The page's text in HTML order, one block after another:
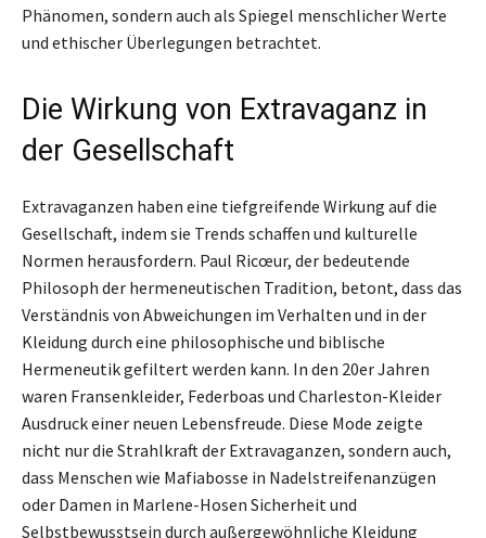
Phänomen, sondern auch als Spiegel menschlicher Werte
und ethischer Überlegungen betrachtet.
Die Wirkung von Extravaganz in
der Gesellschaft
Extravaganzen haben eine tiefgreifende Wirkung auf die
Gesellschaft, indem sie Trends schaffen und kulturelle
Normen herausfordern. Paul Ricœur, der bedeutende
Philosoph der hermeneutischen Tradition, betont, dass das
Verständnis von Abweichungen im Verhalten und in der
Kleidung durch eine philosophische und biblische
Hermeneutik gefiltert werden kann. In den 20er Jahren
waren Fransenkleider, Federboas und Charleston-Kleider
Ausdruck einer neuen Lebensfreude. Diese Mode zeigte
nicht nur die Strahlkraft der Extravaganzen, sondern auch,
dass Menschen wie Mafiabosse in Nadelstreifenanzügen
oder Damen in Marlene-Hosen Sicherheit und
Selbstbewusstsein durch außergewöhnliche Kleidung